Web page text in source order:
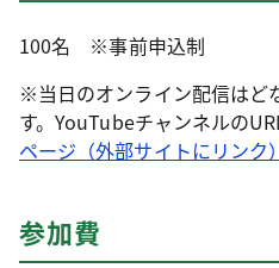
100名 ※事前申込制
※当日のオンライン配信はど
す。YouTubeチャンネルの
ページ（外部サイトにリンク）
参加費